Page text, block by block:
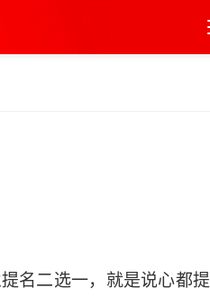
名二选一，就是说心都提